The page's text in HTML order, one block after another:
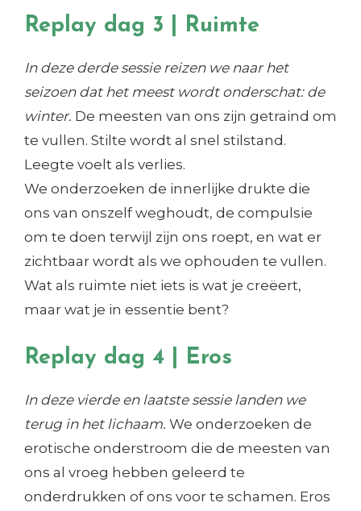
Replay dag 3 | Ruimte
In deze derde sessie reizen we naar het
seizoen dat het meest wordt onderschat: de
winter. De meesten van ons zijn getraind om
te vullen. Stilte wordt al snel stilstand.
Leegte voelt als verlies.
We onderzoeken de innerlijke drukte die
ons van onszelf weghoudt, de compulsie
om te doen terwijl zijn ons roept, en wat er
zichtbaar wordt als we ophouden te vullen.
Wat als ruimte niet iets is wat je creëert,
maar wat je in essentie bent?
Replay dag 4 | Eros
In deze vierde en laatste sessie landen we
terug in het lichaam. We onderzoeken de
erotische onderstroom die de meesten van
ons al vroeg hebben geleerd te
onderdrukken of ons voor te schamen. Eros